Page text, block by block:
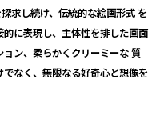
求し続け、 伝統的な絵画形式 を
に表現し、 主体性を排した画面
ョン、柔らかくクリーミーな 質
なく、 無限なる好奇心と想像を